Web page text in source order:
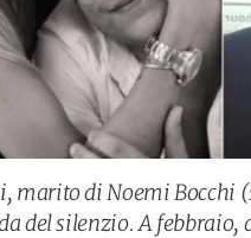
marito di Noemi Bocchi
del silenzio. A